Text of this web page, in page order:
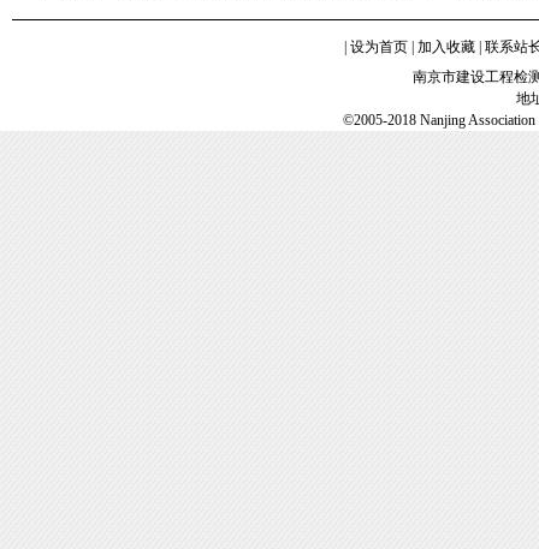
设为首页 加入收藏 联系站
南京市建设工程检
地
©2005-2018 Nanjing